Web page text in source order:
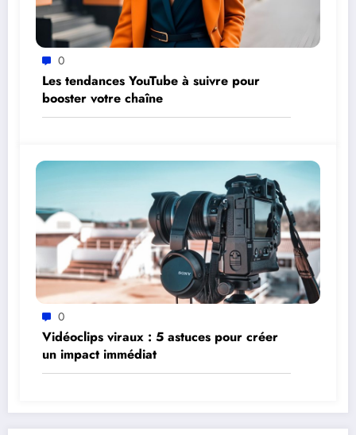
0
Les tendances YouTube à suivre pour
booster votre chaîne
0
Vidéoclips viraux : 5 astuces pour créer
un impact immédiat